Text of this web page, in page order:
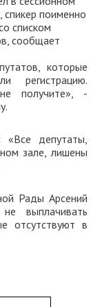
спикер поименно
списком
сообщает
которые
получите», -
«Все депутаты,
зале, лишены
Рады Арсений
выплачивать
отсутствуют в